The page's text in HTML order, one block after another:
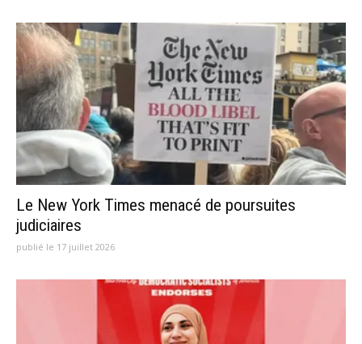
Le New York Times menacé de poursuites
judiciaires
publié le 17 juillet 2026